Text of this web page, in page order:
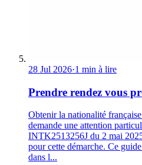
28 Jul 2026·1 min à lire
Prendre rendez vous
Obtenir la nationalité
demande une attention
INTK2513256J du 2 mai
pour cette démarche. Ce
dans l...